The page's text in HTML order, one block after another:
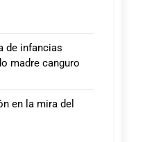
de infancias
madre canguro
en la mira del